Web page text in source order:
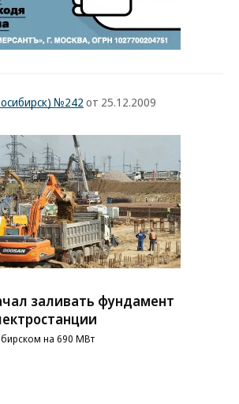
№242 от 25.12.2009
заливать фундамент
на 690 МВт